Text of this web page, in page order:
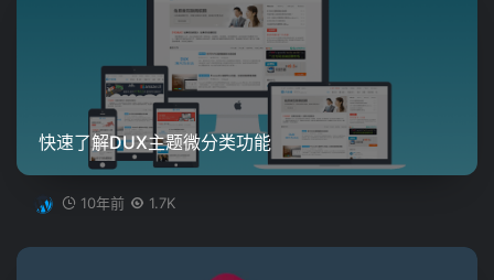
快速了解DUX主题微分类功能
10年前 1.7K